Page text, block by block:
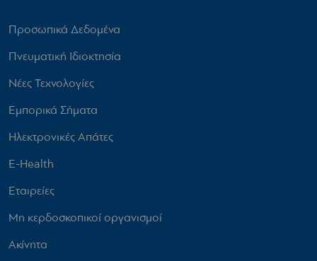
Προσωπικά Δεδομένα
Πνευματική Ιδιοκτησία
Νέες Τεχνολογίες
Εμπορικά Σήματα
Ηλεκτρονικές Απάτες
E-Health
Εταιρείες
Μη κερδοσκοπικοί οργανισμοί
Ακίνητα